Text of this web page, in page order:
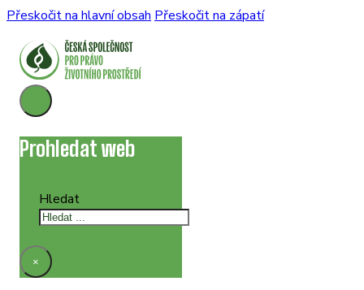
Přeskočit na hlavní obsah Přeskočit na zápatí
Prohledat web
Hledat
×